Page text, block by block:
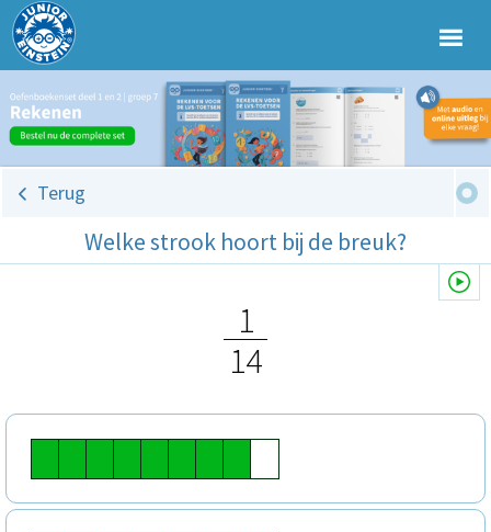
Terug
Welke strook hoort bij de breuk?
1
14